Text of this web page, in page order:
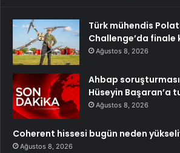
Türk mühendis
Challenge’da finale
Ağustos 8, 2026
Ahbap
Hüseyin Başaran’a
Ağustos 8, 2026
Coherent hissesi bugün neden
Ağustos 8, 2026